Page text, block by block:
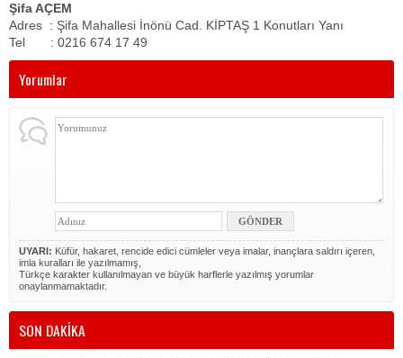
Şifa AÇEM
Adres : Şifa Mahallesi İnönü Cad. KİPTAŞ 1 Konutları Yanı
Tel : 0216 674 17 49
Yorumlar
UYARI: Küfür, hakaret, rencide edici cümleler veya imalar, inançlara saldırı içeren,
imla kuralları ile yazılmamış,
Türkçe karakter kullanılmayan ve büyük harflerle yazılmış yorumlar
onaylanmamaktadır.
SON DAKİKA